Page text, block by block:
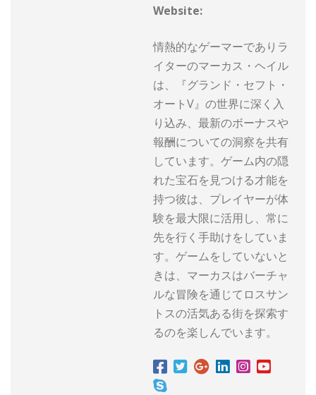
Website:
情熱的なゲーマーでありラ
イターのマーカス・ヘイル
は、『グランド・セフト・
オートV』の世界に深く入
り込み、最新のボーナスや
報酬についての洞察を共有
しています。ゲーム内の隠
れた宝石を見つける才能を
持つ彼は、プレイヤーが体
験を最大限に活用し、常に
先を行く手助けをしていま
す。ゲームをしていないと
きは、マーカスはバーチャ
ルな冒険を通じてロスサン
トスの活気ある街を探索す
るのを楽しんでいます。